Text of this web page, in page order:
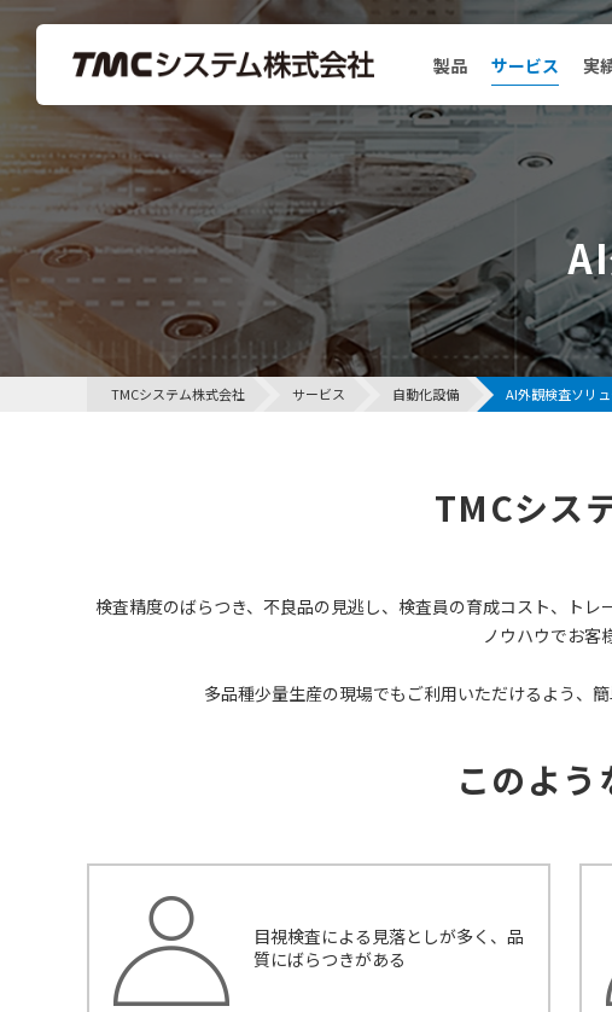
製品 サービス 実
AI外観検査装置
定量加振機
定量加振機インパルスハンマ版
自動化
装置開発
筐体設計
金型設計
ョンサ
デジタ
沿革
健康経営への取り組み
イベン
TMCシステム株式会社 サービス 自動化設備 AI外観検査ソリ
TMCシス
検査精度のばらつき、不良品の見逃し、検査員の育成コスト、ト
ノウハウでお客
多品種少量生産の現場でもご利用いただけるよう、
このよう
目視検査による見落としが多く、品
質にばらつきがある